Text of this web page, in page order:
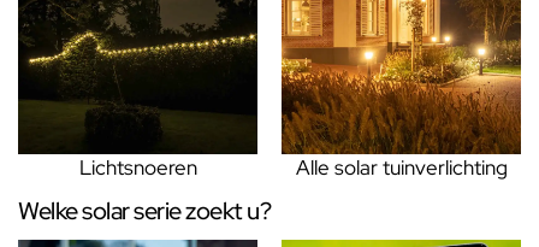
Lichtsnoeren Alle solar tuinverlichting
Welke solar serie zoekt u?